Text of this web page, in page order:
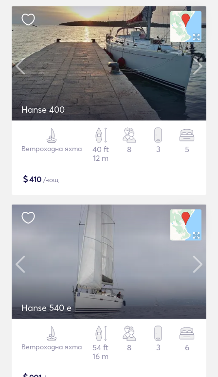
Hanse 400
Ветроходна яхта
40 ft
12 m
8 3 5
$410 /нощ
Hanse 540 e
Ветроходна яхта
54 ft
16 m
8 3 6